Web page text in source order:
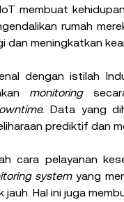
membuat
rumah
meningkatkan
dengan istilah
monitoring
Data yang
prediktif dan
cara pelayanan
system yang
Hal ini juga